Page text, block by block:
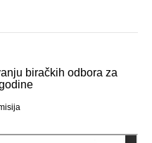
biračkih odbora za